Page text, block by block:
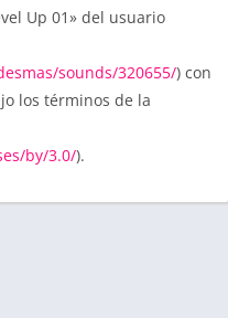
Up 01» del usuario
sounds/320655/) con
los términos de la
by/3.0/).